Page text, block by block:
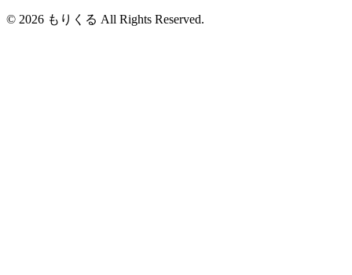
© 2026 もりくる All Rights Reserved.